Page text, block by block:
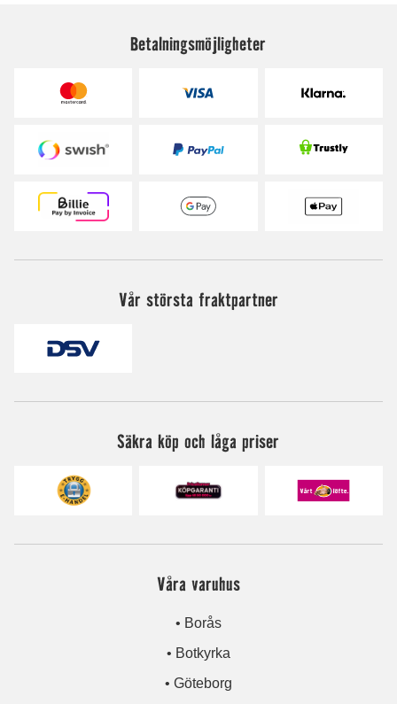
Betalningsmöjligheter
Vår största fraktpartner
Säkra köp och låga priser
Våra varuhus
• Borås
• Botkyrka
• Göteborg